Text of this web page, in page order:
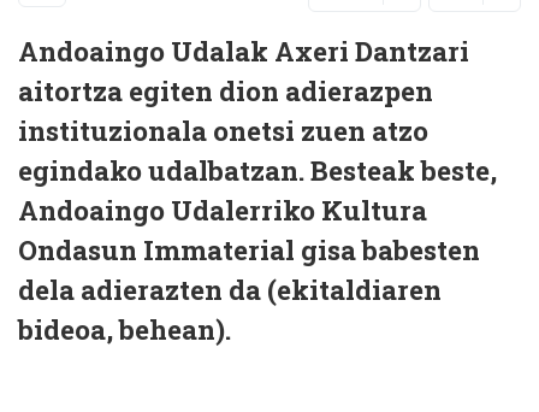
Andoaingo Udalak Axeri Dantzari
aitortza egiten dion adierazpen
instituzionala onetsi zuen atzo
egindako udalbatzan. Besteak beste,
Andoaingo Udalerriko Kultura
Ondasun Immaterial gisa babesten
dela adierazten da (ekitaldiaren
bideoa, behean).